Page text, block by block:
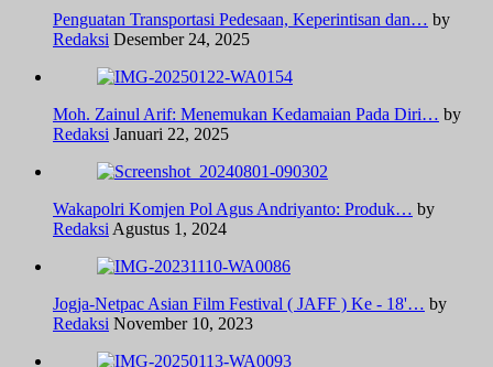
Penguatan Transportasi Pedesaan, Keperintisan dan… by
Redaksi Desember 24, 2025
Moh. Zainul Arif: Menemukan Kedamaian Pada Diri… by
Redaksi Januari 22, 2025
Wakapolri Komjen Pol Agus Andriyanto: Produk… by
Redaksi Agustus 1, 2024
Jogja-Netpac Asian Film Festival ( JAFF ) Ke - 18'… by
Redaksi November 10, 2023